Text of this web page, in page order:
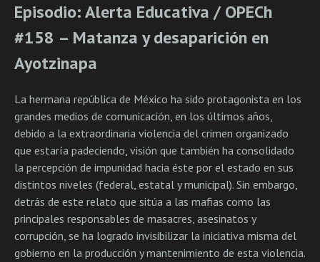
Episodio: Alerta Educativa / OPECh
#158 – Matanza y desaparición en
Ayotzinapa
La hermana república de México ha sido protagonista en los
grandes medios de comunicación, en los últimos años,
debido a la extraordinaria violencia del crimen organizado
que estaría padeciendo, visión que también ha consolidado
la percepción de impunidad hacia éste por el estado en sus
distintos niveles (federal, estatal y municipal). Sin embargo,
detrás de este relato que sitúa a las mafias como las
principales responsables de masacres, asesinatos y
corrupción, se ha logrado invisibilizar la iniciativa misma del
gobierno en la producción y mantenimiento de esta violencia.